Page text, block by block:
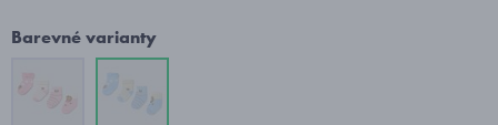
Barevné varianty